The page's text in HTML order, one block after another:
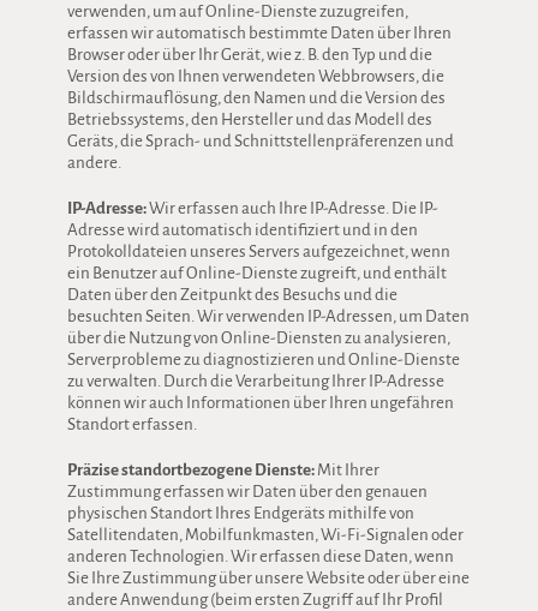
verwenden, um auf Online-Dienste zuzugreifen,
erfassen wir automatisch bestimmte Daten über Ihren
Browser oder über Ihr Gerät, wie z. B. den Typ und die
Version des von Ihnen verwendeten Webbrowsers, die
Bildschirmauflösung, den Namen und die Version des
Betriebssystems, den Hersteller und das Modell des
Geräts, die Sprach- und Schnittstellenpräferenzen und
andere.
IP-Adresse:Wir erfassen auch Ihre IP-Adresse. Die IP-
Adresse wird automatisch identifiziert und in den
Protokolldateien unseres Servers aufgezeichnet, wenn
ein Benutzer auf Online-Dienste zugreift, und enthält
Daten über den Zeitpunkt des Besuchs und die
besuchten Seiten. Wir verwenden IP-Adressen, um Daten
über die Nutzung von Online-Diensten zu analysieren,
Serverprobleme zu diagnostizieren und Online-Dienste
zu verwalten. Durch die Verarbeitung Ihrer IP-Adresse
können wir auch Informationen über Ihren ungefähren
Standort erfassen.
Präzise standortbezogene Dienste:Mit Ihrer
Zustimmung erfassen wir Daten über den genauen
physischen Standort Ihres Endgeräts mithilfe von
Satellitendaten, Mobilfunkmasten, Wi-Fi-Signalen oder
anderen Technologien. Wir erfassen diese Daten, wenn
Sie Ihre Zustimmung über unsere Website oder über eine
andere Anwendung (beim ersten Zugriff auf Ihr Profil